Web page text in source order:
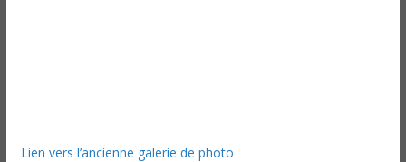
Lien vers l’ancienne galerie de photo